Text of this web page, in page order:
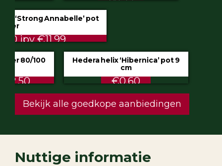
Hydrangea ‘Incrediball’ of ‘Strong Annabelle’
STUNT €9.50 ipv €11.99
Klimop aan stok pot 1.5 liter 80/100
ALTIJD LAAG €2.50
Hedera helix ‘Hibernica’ pot 9
cm
liter